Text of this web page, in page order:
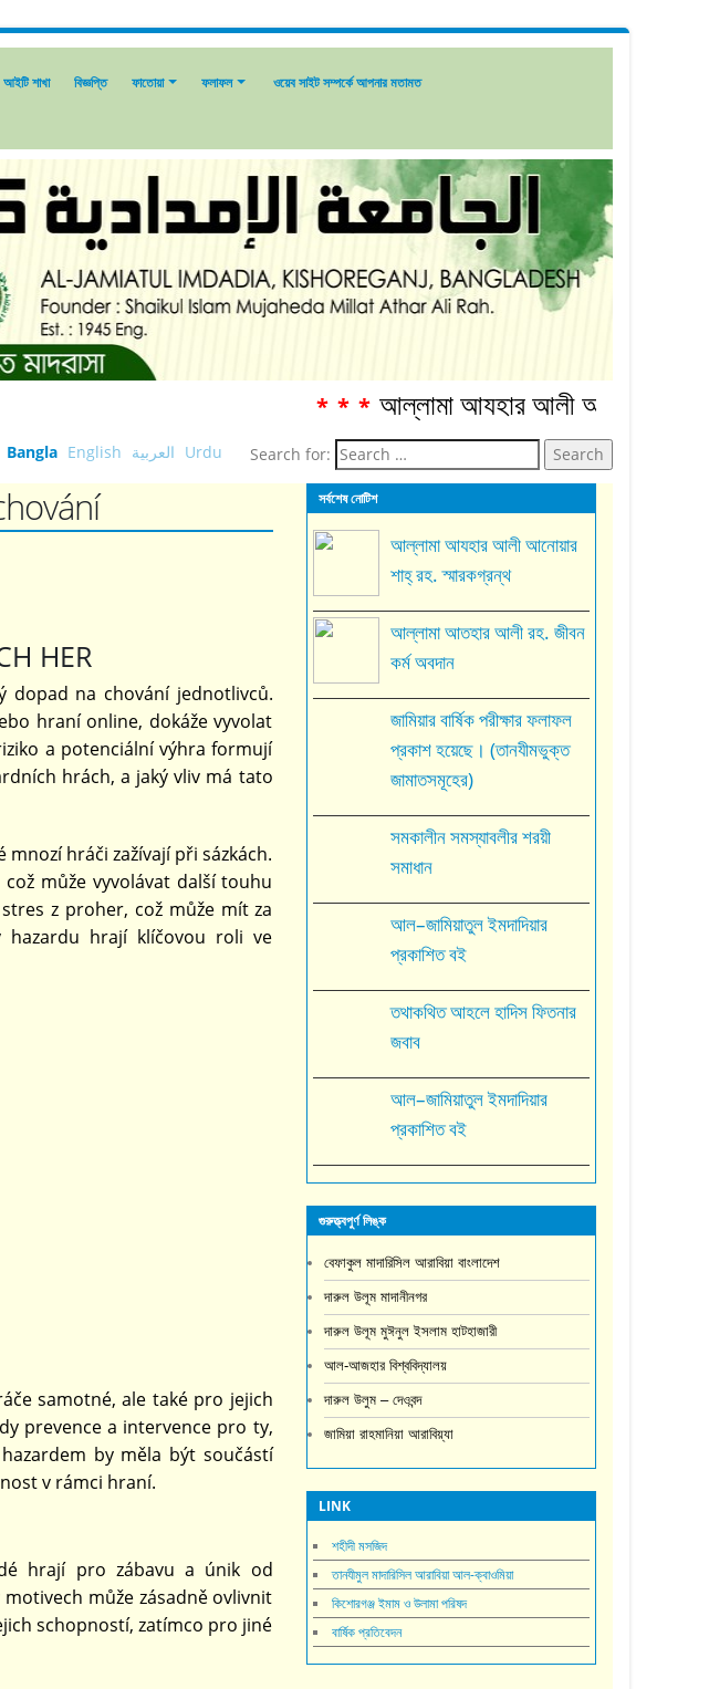
আইটি শাখা বিজ্ঞপ্তি ফাতোয়া ফলাফল ওয়েব সাইট সম্পর্কে আপনার মতামত
আল্লামা আযহার আলী আনোয়ার শাহ্‌ রহ.
Search for:
Bangla English العربية Urdu
HER
dopad na chování jednotlivců.
hraní online, dokáže vyvolat
a potenciální výhra formují
hrách, a jaký vliv má tato
hráči zažívají při sázkách.
může vyvolávat další touhu
z proher, což může mít za
hazardu hrají klíčovou roli ve
samotné, ale také pro jejich
prevence a intervence pro ty,
by měla být součástí
v rámci hraní.
hrají pro zábavu a únik od
může zásadně ovlivnit
schopností, zatímco pro jiné
সর্বশেষ নোটিশ
আল্লামা আযহার আলী আনোয়ার
শাহ্‌ রহ. স্মারকগ্রন্থ
আল্লামা আতহার আলী রহ. জীবন
কর্ম অবদান
জামিয়ার বার্ষিক পরীক্ষার ফলাফল
প্রকাশ হয়েছে। (তানযীমভুক্ত
জামাতসমূহের)
সমকালীন সমস্যাবলীর শরয়ী
সমাধান
আল–জামিয়াতুল ইমদাদিয়ার
প্রকাশিত বই
তথাকথিত আহলে হাদিস ফিতনার
জবাব
আল–জামিয়াতুল ইমদাদিয়ার
প্রকাশিত বই
গুরুত্ত্বপুর্ণ লিঙ্ক
বেফাকুল মাদারিসিল আরাবিয়া বাংলাদেশ
দারুল উলূম মাদানীনগর
দারুল উলূম মুঈনুল ইসলাম হাটহাজারী
আল-আজহার বিশ্ববিদ্যালয়
দারুল উলুম – দেওবন্দ
জামিয়া রাহমানিয়া আরাবিয়্যা
LINK
শহীদী মসজিদ
তানযীমুল মাদারিসিল আরাবিয়া আল-ক্বাওমিয়া
কিশোরগঞ্জ ইমাম ও উলামা পরিষদ
বার্ষিক প্রতিবেদন